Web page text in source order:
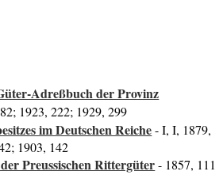
Adreßbuch der Provinz
1923, 222; 1929, 299
im Deutschen Reiche- I, I, 1879,
1903, 142
Preussischen Rittergüter- 1857, 111